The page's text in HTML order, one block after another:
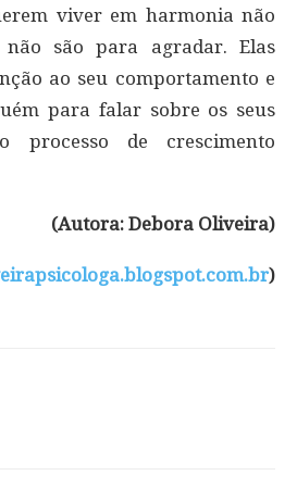
viver em harmonia não
são para agradar. Elas
ao seu comportamento e
para falar sobre os seus
processo de crescimento
(Autora: Debora Oliveira)
)